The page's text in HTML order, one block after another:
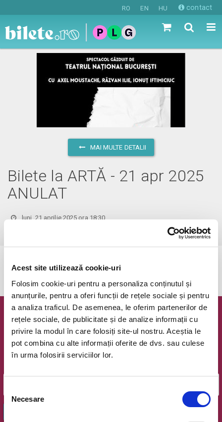
Acest site utilizează cookie-uri
Folosim cookie-uri pentru a personaliza conținutul și
anunțurile, pentru a oferi funcții de rețele sociale și pentru
a analiza traficul. De asemenea, le oferim partenerilor de
rețele sociale, de publicitate și de analize informații cu
privire la modul în care folosiți site-ul nostru. Aceștia le
pot combina cu alte informații oferite de dvs. sau culese
în urma folosirii serviciilor lor.
consimțământului
Necesare
RO EN HU contact
MAI MULTE DETALII
Bilete la ARTĂ - 21 apr 2025
ANULAT
luni, 21 aprilie 2025 ora 18:30
vezi pe harta
Evenimentul a expirat.
Newsletter @ Bilete.ro
Oferte exclusive si o editie saptamanala cu cele mai noi
evenimente.